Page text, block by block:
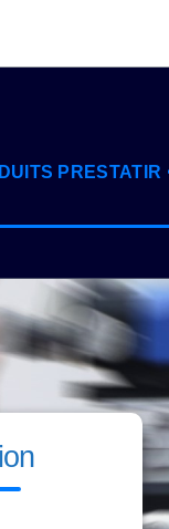
PRESTATIR